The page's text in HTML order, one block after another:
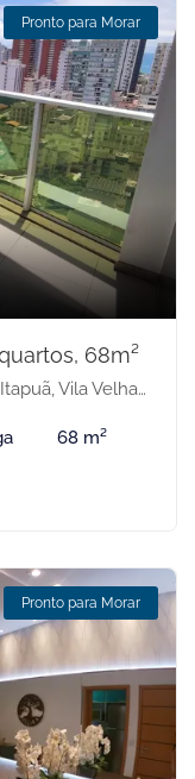
Pronto para Morar
68m²
Vila Velha-ES
68 m²
Pronto para Morar